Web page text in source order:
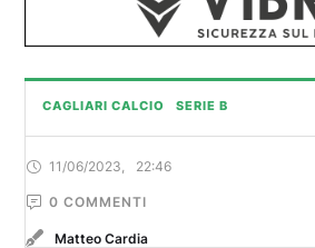
CAGLIARI CALCIO SERIE B
11/06/2023, 22:46
0 COMMENTI
Matteo Cardia